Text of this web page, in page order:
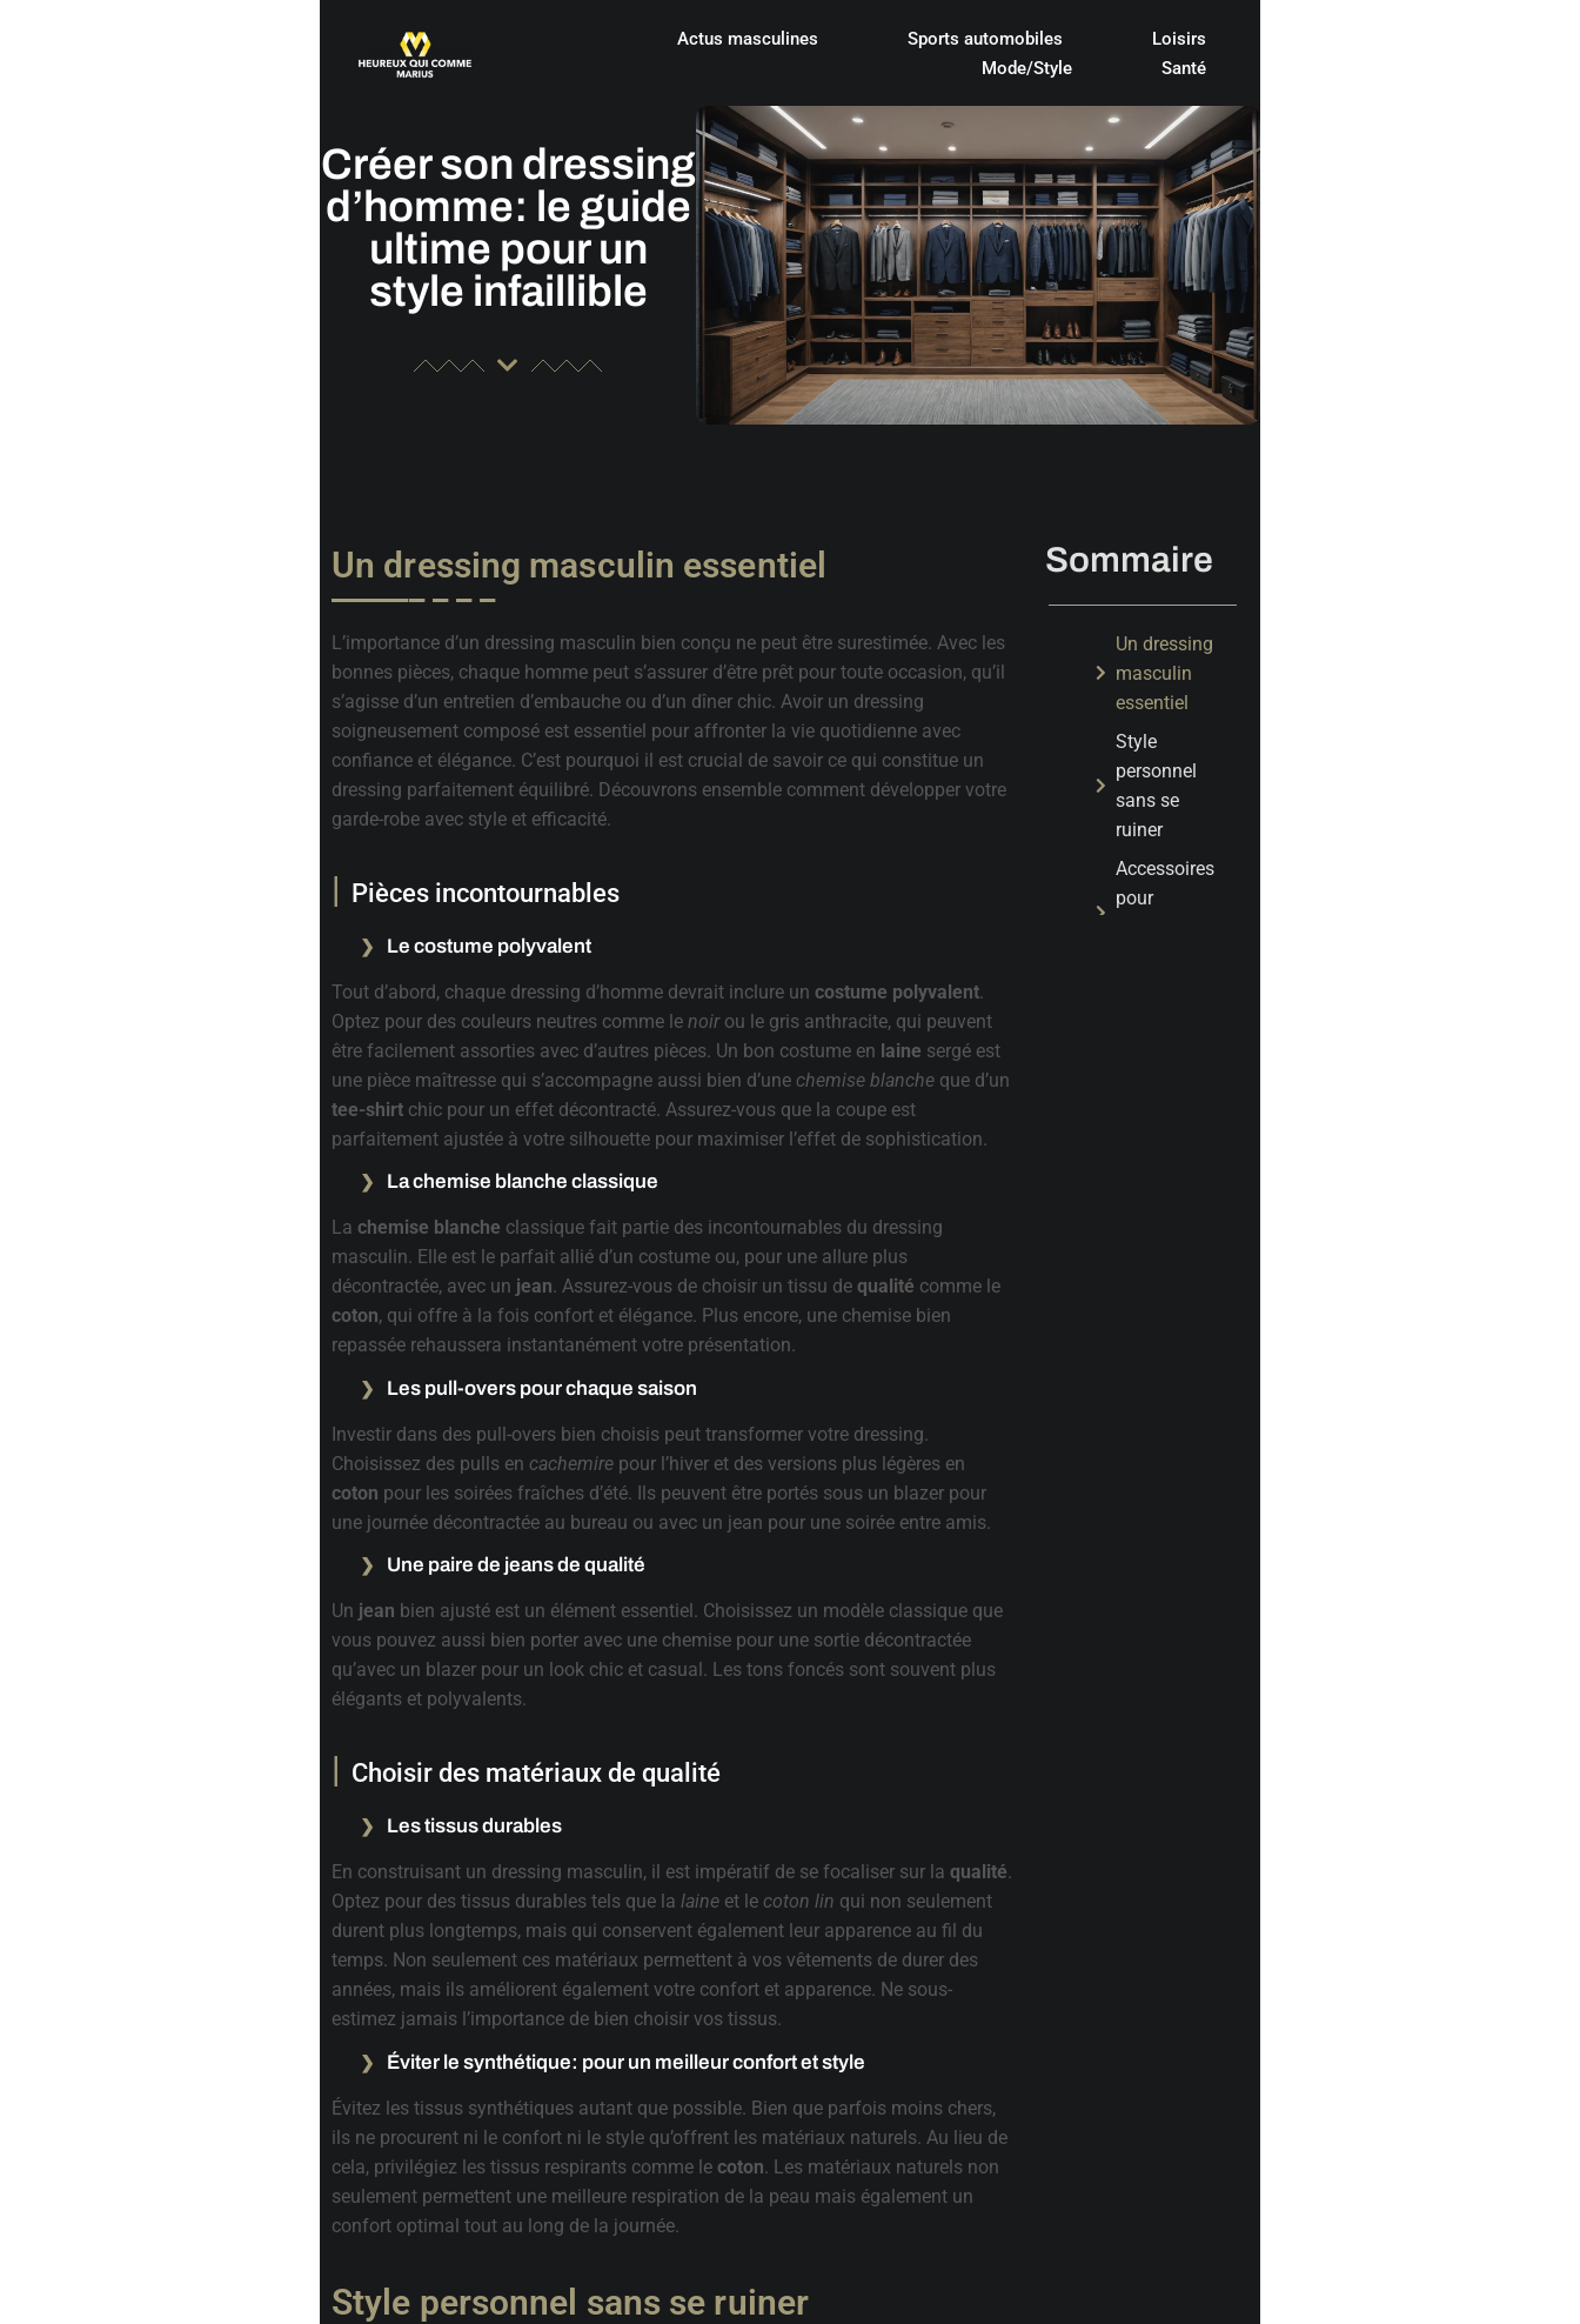
Actus masculines Sports automobiles
Loisirs
Mode/Style
Santé
Créer son dressing
d’homme: le guide
ultime pour un
style infaillible
Un dressing masculin essentiel
L’importance d’un dressing masculin bien conçu ne peut être surestimée. Avec les
bonnes pièces, chaque homme peut s’assurer d’être prêt pour toute occasion, qu’il
s’agisse d’un entretien d’embauche ou d’un dîner chic. Avoir un dressing
soigneusement composé est essentiel pour affronter la vie quotidienne avec
confiance et élégance. C’est pourquoi il est crucial de savoir ce qui constitue un
dressing parfaitement équilibré. Découvrons ensemble comment développer votre
garde-robe avec style et efficacité.
Pièces incontournables
Le costume polyvalent
Tout d’abord, chaque dressing d’homme devrait inclure un costume polyvalent.
Optez pour des couleurs neutres comme le noirou le gris anthracite, qui peuvent
être facilement assorties avec d’autres pièces. Un bon costume en laine sergé est
une pièce maîtresse qui s’accompagne aussi bien d’une chemise blanche que d’un
tee-shirt chic pour un effet décontracté. Assurez-vous que la coupe est
parfaitement ajustée à votre silhouette pour maximiser l’effet de sophistication.
La chemise blanche classique
La chemise blanche classique fait partie des incontournables du dressing
masculin. Elle est le parfait allié d’un costume ou, pour une allure plus
décontractée, avec un jean. Assurez-vous de choisir un tissu de qualité comme le
coton, qui offre à la fois confort et élégance. Plus encore, une chemise bien
repassée rehaussera instantanément votre présentation.
Les pull-overs pour chaque saison
Investir dans des pull-overs bien choisis peut transformer votre dressing.
Choisissez des pulls en cachemire pour l’hiver et des versions plus légères en
coton pour les soirées fraîches d’été. Ils peuvent être portés sous un blazer pour
une journée décontractée au bureau ou avec un jean pour une soirée entre amis.
Une paire de jeans de qualité
Un jean bien ajusté est un élément essentiel. Choisissez un modèle classique que
vous pouvez aussi bien porter avec une chemise pour une sortie décontractée
qu’avec un blazer pour un look chic et casual. Les tons foncés sont souvent plus
élégants et polyvalents.
Choisir des matériaux de qualité
Les tissus durables
En construisant un dressing masculin, il est impératif de se focaliser sur la qualité.
Optez pour des tissus durables tels que la laine et le coton lin qui non seulement
durent plus longtemps, mais qui conservent également leur apparence au fil du
temps. Non seulement ces matériaux permettent à vos vêtements de durer des
années, mais ils améliorent également votre confort et apparence. Ne sous-
estimez jamais l’importance de bien choisir vos tissus.
Éviter le synthétique: pour un meilleur confort et style
Évitez les tissus synthétiques autant que possible. Bien que parfois moins chers,
ils ne procurent ni le confort ni le style qu’offrent les matériaux naturels. Au lieu de
cela, privilégiez les tissus respirants comme le coton. Les matériaux naturels non
seulement permettent une meilleure respiration de la peau mais également un
confort optimal tout au long de la journée.
Style personnel sans se ruiner
Sommaire
Un dressing
masculin
essentiel
Style
personnel
sans se
ruiner
Accessoires
pour